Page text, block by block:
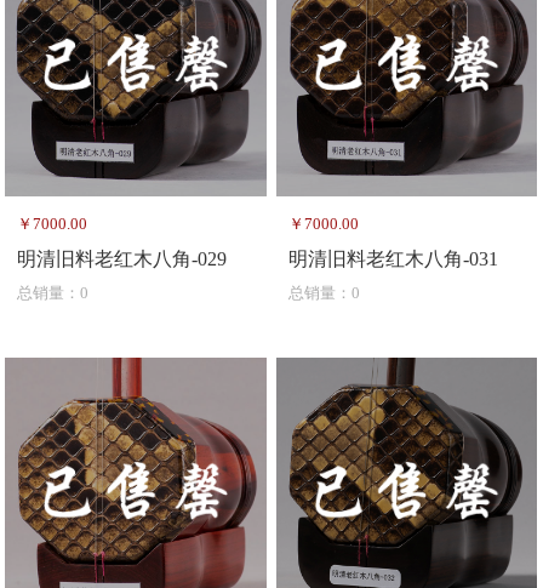
￥7000.00
明清旧料老红木八角-029
总销量：0
￥7000.00
明清旧料老红木八角-031
总销量：0